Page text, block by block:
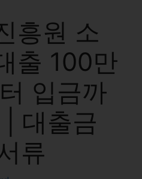
흥원 소
출 100만
입금까
대출금
류